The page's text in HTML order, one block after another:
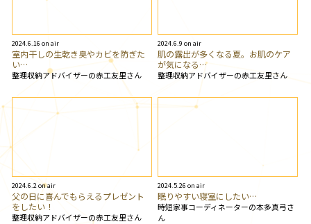
2024.6.16 on air
室内干しの生乾き臭やカビを防ぎた
い…
整理収納アドバイザーの赤工友里さん
2024.6.9 on air
肌の露出が多くなる夏。お肌のケア
が気になる…
整理収納アドバイザーの赤工友里さん
2024.6.2 on air
父の日に喜んでもらえるプレゼント
をしたい！
整理収納アドバイザーの赤工友里さん
2024.5.26 on air
眠りやすい寝室にしたい…
時短家事コーディネーターの本多真弓さ
ん